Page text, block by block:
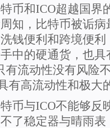
币和ICO超越国界
知，比特币被诟
钱便利和跨境便
中的硬通货，也具
有流动性没有风险
有高流动性和极大
币与ICO不能够反
了稳定器与晴雨